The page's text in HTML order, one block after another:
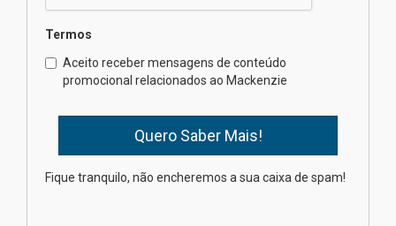
Brasília prepara seus
estudantes para o PAS antes
mesmo do Ensino Médio
na educação dos filhos além da
Termos
Aceito receber mensagens de conteúdo
promocional relacionados ao Mackenzie
Fique tranquilo, não encheremos a sua caixa de spam!